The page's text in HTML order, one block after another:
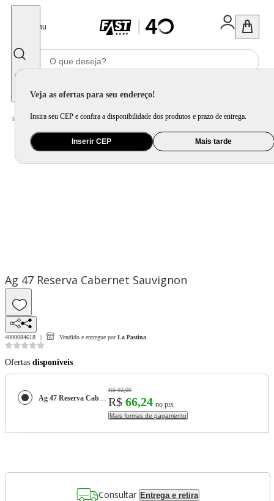
Menu
Veja as ofertas para seu endereço!
Insira seu CEP e confira a disponibilidade dos produtos e prazo de entrega.
Inserir CEP Mais tarde
Home Mercado / Bebida Vinho
Ag 47 Reserva Cabernet Sauvignon
4000084618 Vendido e entregue por La Pastina
Ofertas disponíveis
Ag 47 Reserva Cabernet Sauvignon
R$ 92,00
R$ 66,24 no pix
Mais formas de pagamento
Consultar Entrega e retira